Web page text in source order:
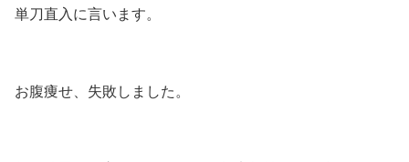
単刀直入に言います。
お腹痩せ、失敗しました。